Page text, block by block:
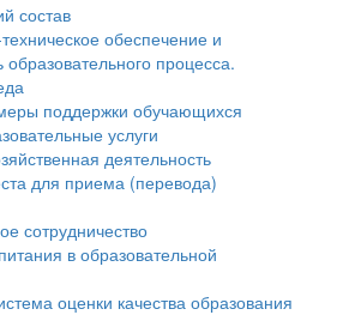
состав
обеспечение и
процесса.
поддержки обучающихся
услуги
деятельность
для приема (перевода)
сотрудничество
в образовательной
оценки качества образования